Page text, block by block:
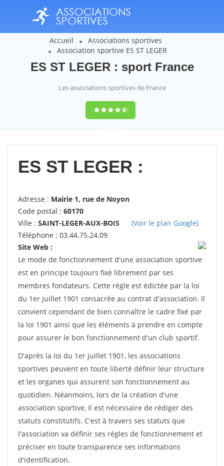
Accueil
Associations sportives
Association sportive ES ST LEGER
ES ST LEGER : sport France
Les associations sportives de France
9,4(100%)
14358votes
ES ST LEGER :
Adresse : Mairie 1, rue de Noyon
Code postal : 60170
Ville : SAINT-LEGER-AUX-BOIS
(Voir le plan Google)
Téléphone : 03.44.75.24.09
Site Web :
Le mode de fonctionnement d'une association sportive
est en principe toujours fixé librement par ses
membres fondateurs. Cette règle est édictée par la loi
du 1er juillet 1901 consacrée au contrat d'association. Il
convient cependant de bien connaître le cadre fixé par
la loi 1901 ainsi que les éléments à prendre en compte
pour assurer le bon fonctionnement d'un club sportif.
D'après la loi du 1er juillet 1901, les associations
sportives peuvent en toute liberté définir leur structure
et les organes qui assurent son fonctionnement au
quotidien. Néanmoins, lors de la création d'une
association sportive, il est nécessaire de rédiger des
statuts constitutifs. C'est à travers ses statuts que
l'association va définir ses règles de fonctionnement et
préciser en toute transparence ses informations
d'identification.